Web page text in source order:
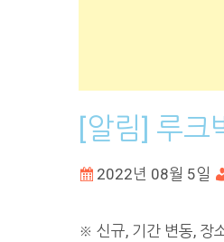
[알림] 루크
2022년 08월 5일
※ 신규, 기간 변동, 장